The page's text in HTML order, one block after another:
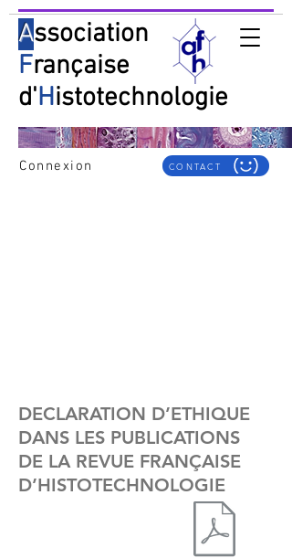
Association
Française
d'Histotechnologie
Connexion CONTACT
DECLARATION D’ETHIQUE
DANS LES PUBLICATIONS
DE LA REVUE FRANÇAISE
D’HISTOTECHNOLOGIE